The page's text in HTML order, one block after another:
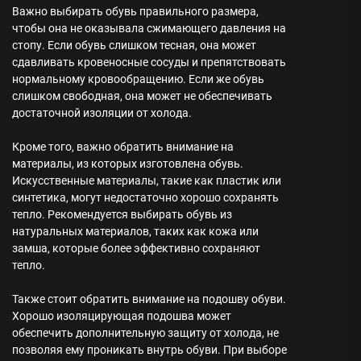
Важно выбирать обувь правильного размера,
чтобы она не оказывала сжимающего давления на
стопу. Если обувь слишком тесная, она может
сдавливать кровеносные сосуды и препятствовать
нормальному кровообращению. Если же обувь
слишком свободная, она может не обеспечивать
достаточной изоляции от холода.
Кроме того, важно обратить внимание на
материалы, из которых изготовлена обувь.
Искусственные материалы, такие как пластик или
синтетика, могут недостаточно хорошо сохранять
тепло. Рекомендуется выбирать обувь из
натуральных материалов, таких как кожа или
замша, которые более эффективно сохраняют
тепло.
Также стоит обратить внимание на подошву обуви.
Хорошо изоляцирующая подошва может
обеспечить дополнительную защиту от холода, не
позволяя ему проникать внутрь обуви. При выборе